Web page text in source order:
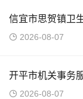
信宜市思贺镇卫
2026-08-07
开平市机关事务
2026-08-07